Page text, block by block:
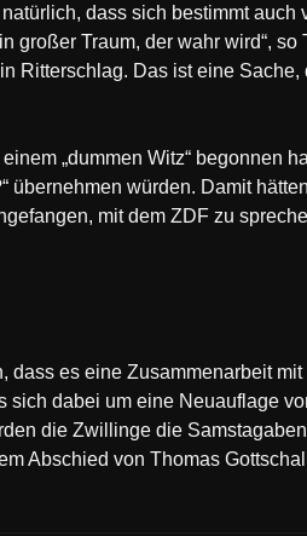
dass sich bestimmt auch
großer Traum, der wahr wird“,
Ritterschlag. Das ist eine
„dummen Witz“ begonnen
übernehmen würden. Damit
mit dem ZDF zu
es eine Zusammenarbeit
sich dabei um eine Neuauflage
die Zwillinge die
Abschied von Thomas